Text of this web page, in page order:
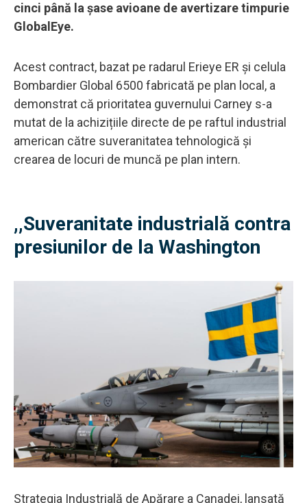
cinci până la șase avioane de avertizare timpurie
GlobalEye.
Acest contract, bazat pe radarul Erieye ER și celula
Bombardier Global 6500 fabricată pe plan local, a
demonstrat că prioritatea guvernului Carney s-a
mutat de la achizițiile directe de pe raftul industrial
american către suveranitatea tehnologică și
crearea de locuri de muncă pe plan intern.
,,Suveranitate industrială contra
presiunilor de la Washington
Strategia Industrială de Apărare a Canadei, lansată